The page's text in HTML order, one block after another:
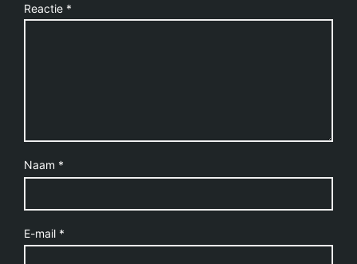
Reactie *
Naam *
E-mail *